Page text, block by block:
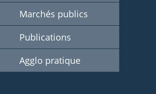
Marchés publics
Publications
Agglo pratique